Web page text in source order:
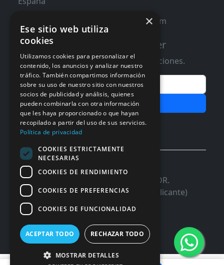
contacto@distribucioninformatica.com
Suscribete a nuestro Newsletter
Te informaremos de ofertas y promociones.
Email
Subscribir
Aceptar Politica dePrivacidad
© 2026 InforSystem Programacion y
Aplicaciones, S.L. CIF: B54337985 | C/DR.
Marañon, 17 Local 5 | 03680 - ASPE (Alicante)
×
Ese sitio web utiliza
cookies
Utilizamos cookies para personalizar el
contenido, los anuncios y analizar nuestro
tráfico. También compartimos información
sobre su uso de nuestro sitio con nuestros
socios de publicidad y análisis, quienes
pueden combinarla con otra información
que les haya proporcionado o que hayan
recopilado a partir del uso de sus servicios.
Política de privacidad
COOKIES ESTRICTAMENTE
NECESARIAS
COOKIES DE RENDIMIENTO
COOKIES DE PREFERENCIAS
COOKIES DE FUNCIONALIDAD
ACEPTAR TODO RECHAZAR TODO
MOSTRAR DETALLES